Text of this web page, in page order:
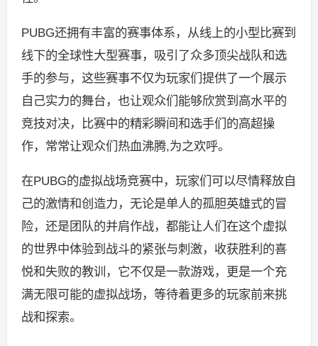
PUBG还拥有丰富的赛事体系，从线上的小型比赛到
线下的全球性大型赛事，吸引了众多顶尖战队和选
手的参与，这些赛事不仅为玩家们提供了一个展示
自己实力的舞台，也让观众们能够欣赏到高水平的
竞技对决，比赛中的精彩瞬间和选手们的高超操
作，常常让观众们热血沸腾,为之欢呼。
在PUBG的虚拟战场竞赛中，玩家们可以尽情释放自
己的激情和创造力，无论是单人的孤胆英雄式的冒
险，还是团队的并肩作战，都能让人们在这个虚拟
的世界中体验到战斗的紧张与刺激，收获胜利的喜
悦和失败的教训，它不仅是一款游戏，更是一个充
满无限可能的虚拟战场，等待着更多的玩家前来挑
战和探索。